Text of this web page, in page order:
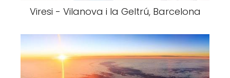
Viresi - Vilanova i la Geltrú, Barcelona